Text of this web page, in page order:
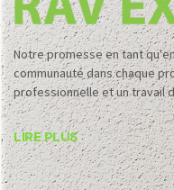
Notre promesse en tant
communauté dans chaque
professionnelle et un travail
LIRE PLUS